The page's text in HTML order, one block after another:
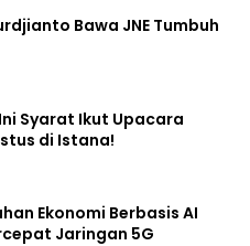
Bawa JNE Tumbuh
Syarat Ikut Upacara
di Istana!
Ekonomi Berbasis AI
Jaringan 5G